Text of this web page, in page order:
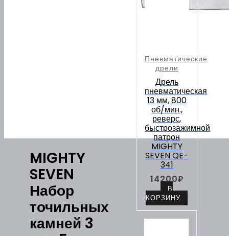
MIGHTY
SEVEN
Набор
точильных
камней 3
Пневматические
дрели
Дрель
пневматическая
13 мм, 800
об/мин.,
реверс,
быстрозажимной
патрон
MIGHTY
SEVEN QE-
341
14200₽
В
КОРЗИНУ